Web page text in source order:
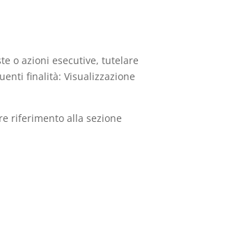
o azioni esecutive, tutelare
finalità: Visualizzazione
riferimento alla sezione